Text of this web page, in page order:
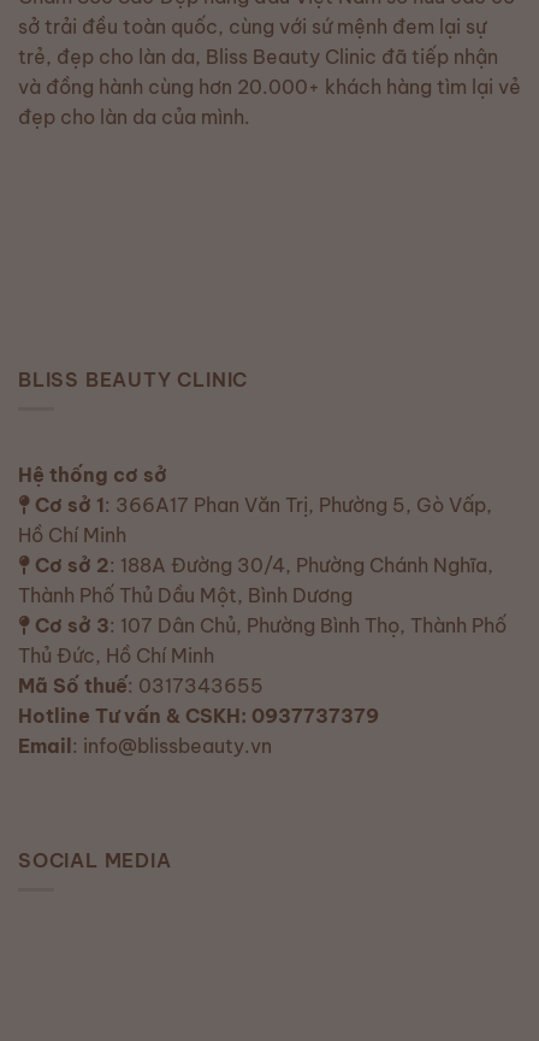
sở trải đều toàn quốc, cùng với sứ mệnh đem lại sự
trẻ, đẹp cho làn da, Bliss Beauty Clinic đã tiếp nhận
và đồng hành cùng hơn 20.000+ khách hàng tìm lại vẻ
đẹp cho làn da của mình.
BLISS BEAUTY CLINIC
Hệ thống cơ sở
Cơ sở 1: 366A17 Phan Văn Trị, Phường 5, Gò Vấp,
Hồ Chí Minh
Cơ sở 2: 188A Đường 30/4, Phường Chánh Nghĩa,
Thành Phố Thủ Dầu Một, Bình Dương
Cơ sở 3: 107 Dân Chủ, Phường Bình Thọ, Thành Phố
Thủ Đức, Hồ Chí Minh
Mã Số thuế: 0317343655
Hotline Tư vấn & CSKH: 0937737379
Email : info@blissbeauty.vn
SOCIAL MEDIA